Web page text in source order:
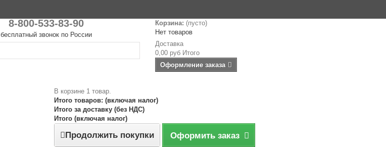
8-800-533-83-90
бесплатный звонок по России
Корзина: (пусто)
Нет товаров
Доставка
0,00 руб Итого
Оформление заказа
В корзине 1 товар.
Итого товаров: (включая налог)
Итого за доставку (без НДС)
Итого (включая налог)
Продолжить покупки Оформить заказ